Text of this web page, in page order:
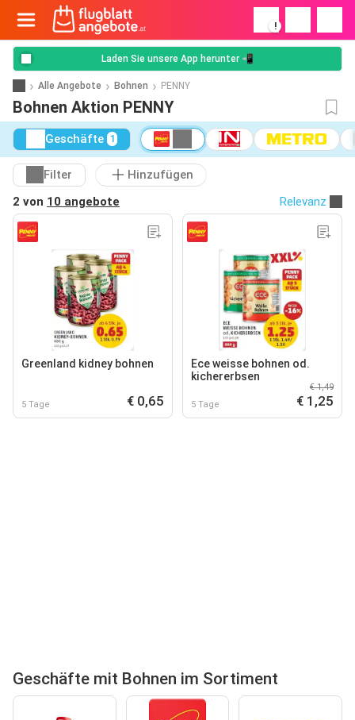
!
Laden Sie unsere App herunter 📲
Alle Angebote Bohnen PENNY
Bohnen Aktion PENNY
Geschäfte 1
Filter
Hinzufügen
2 von 10 angebote Relevanz
Greenland kidney bohnen
5 Tage € 0,65
Ece weisse bohnen od.
kichererbsen
5 Tage
€ 1,49
€ 1,25
Geschäfte mit Bohnen im Sortiment